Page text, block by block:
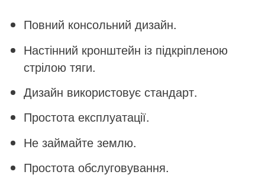
Повний консольний дизайн.
Настінний кронштейн із підкріпленою
стрілою тяги.
Дизайн використовує стандарт.
Простота експлуатації.
Не займайте землю.
Простота обслуговування.